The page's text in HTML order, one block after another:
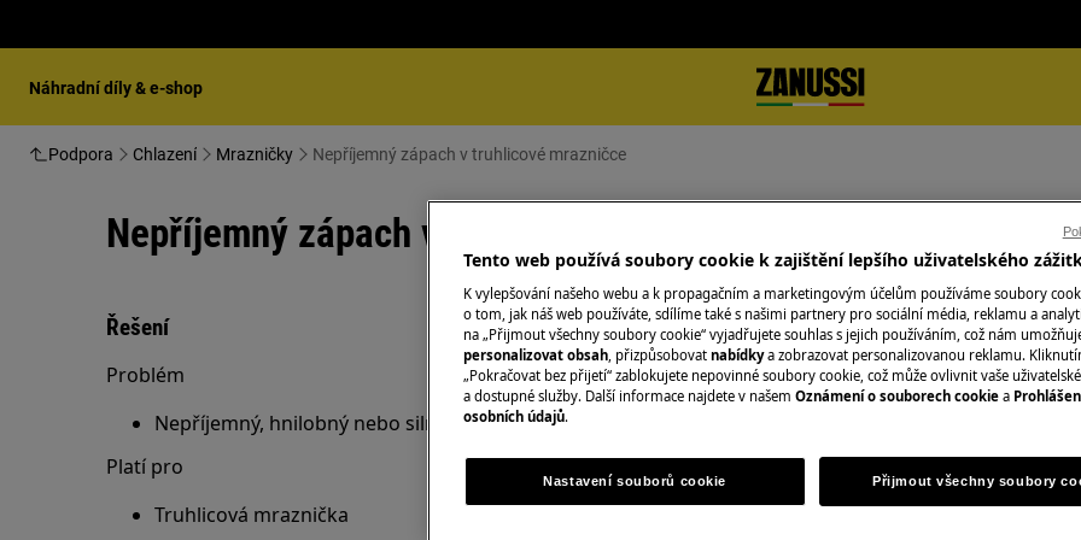
Náhradní díly & e-shop
Podpora Chlazení Mrazničky Nepříjemný zápach v truhlicové mrazničce
Nepříjemný zápach v truhlicové mrazničce
Řešení
Problém
Nepříjemný, hnilobný nebo silný zápach v mrazničce
Platí pro
Truhlicová mraznička
Objednejte si
V oblasti, ve
Fixní cena
kvalifikovaní
nejprve
případě potřeby
Tento web používá soubory cookie k zajištění lepšího uživatelského
K vylepšování našeho webu a k propagačním a marketingovým účelům používáme soubory
o tom, jak náš web používáte, sdílíme také s našimi partnery pro sociální média, reklamu a
na „Přijmout všechny soubory cookie“ vyjadřujete souhlas s jejich používáním, což nám
personalizovat obsah, přizpůsobovat nabídkya zobrazovat personalizovanou reklamu.
„Pokračovat bez přijetí“ zablokujete nepovinné soubory cookie, což může ovlivnit vaše
a dostupné služby. Další informace najdete v našem Oznámení o souborech cookie a
osobních údajů.
Nastavení souborů cookie Přijmout všechny soubory